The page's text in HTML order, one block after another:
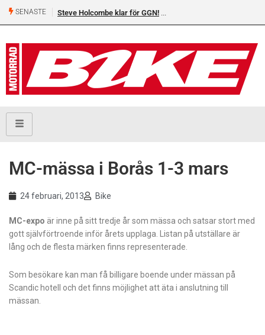
SENASTE Steve Holcombe klar för GGN!
MC-mässa i Borås 1-3 mars
24 februari, 2013 Bike
MC-expo är inne på sitt tredje år som mässa och satsar stort med
gott självförtroende inför årets upplaga. Listan på utställare är
lång och de flesta märken finns representerade.
Som besökare kan man få billigare boende under mässan på
Scandic hotell och det finns möjlighet att äta i anslutning till
mässan.